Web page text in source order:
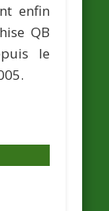
enfin
QB
le